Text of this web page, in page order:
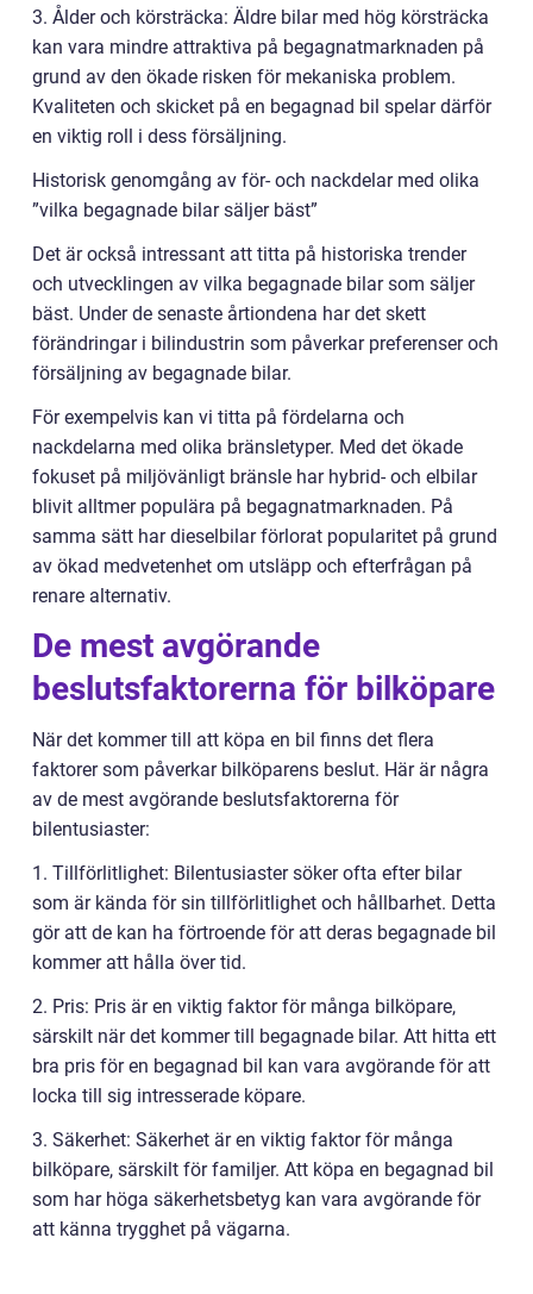
3. Ålder och körsträcka: Äldre bilar med hög körsträcka
kan vara mindre attraktiva på begagnatmarknaden på
grund av den ökade risken för mekaniska problem.
Kvaliteten och skicket på en begagnad bil spelar därför
en viktig roll i dess försäljning.
Historisk genomgång av för- och nackdelar med olika
”vilka begagnade bilar säljer bäst”
Det är också intressant att titta på historiska trender
och utvecklingen av vilka begagnade bilar som säljer
bäst. Under de senaste årtiondena har det skett
förändringar i bilindustrin som påverkar preferenser och
försäljning av begagnade bilar.
För exempelvis kan vi titta på fördelarna och
nackdelarna med olika bränsletyper. Med det ökade
fokuset på miljövänligt bränsle har hybrid- och elbilar
blivit alltmer populära på begagnatmarknaden. På
samma sätt har dieselbilar förlorat popularitet på grund
av ökad medvetenhet om utsläpp och efterfrågan på
renare alternativ.
De mest avgörande
beslutsfaktorerna för bilköpare
När det kommer till att köpa en bil finns det flera
faktorer som påverkar bilköparens beslut. Här är några
av de mest avgörande beslutsfaktorerna för
bilentusiaster:
1. Tillförlitlighet: Bilentusiaster söker ofta efter bilar
som är kända för sin tillförlitlighet och hållbarhet. Detta
gör att de kan ha förtroende för att deras begagnade bil
kommer att hålla över tid.
2. Pris: Pris är en viktig faktor för många bilköpare,
särskilt när det kommer till begagnade bilar. Att hitta ett
bra pris för en begagnad bil kan vara avgörande för att
locka till sig intresserade köpare.
3. Säkerhet: Säkerhet är en viktig faktor för många
bilköpare, särskilt för familjer. Att köpa en begagnad bil
som har höga säkerhetsbetyg kan vara avgörande för
att känna trygghet på vägarna.